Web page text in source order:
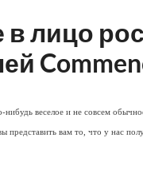
в лицо
веселое и не совсем
представить вам то, что у нас